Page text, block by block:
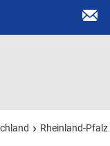
Rheinland-Pfalz